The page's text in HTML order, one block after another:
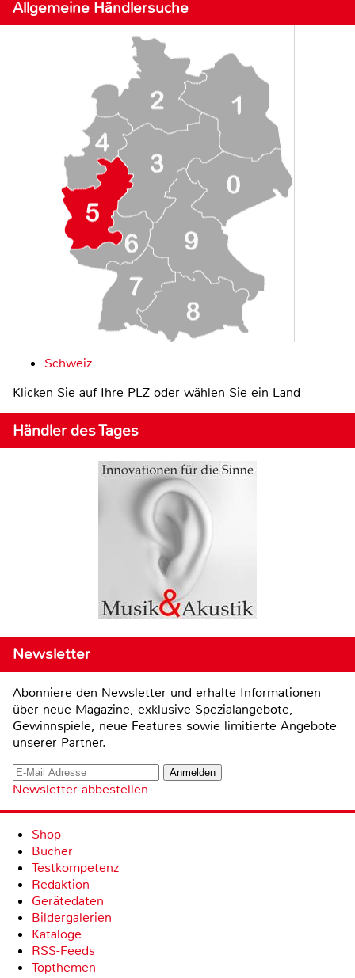
Allgemeine Händlersuche
Schweiz
Klicken Sie auf Ihre PLZ oder wählen Sie ein Land
Händler des Tages
Newsletter
Abonniere den Newsletter und erhalte Informationen
über neue Magazine, exklusive Spezialangebote,
Gewinnspiele, neue Features sowie limitierte Angebote
unserer Partner.
Newsletter abbestellen
Shop
Bücher
Testkompetenz
Redaktion
Gerätedaten
Bildergalerien
Kataloge
RSS-Feeds
Topthemen